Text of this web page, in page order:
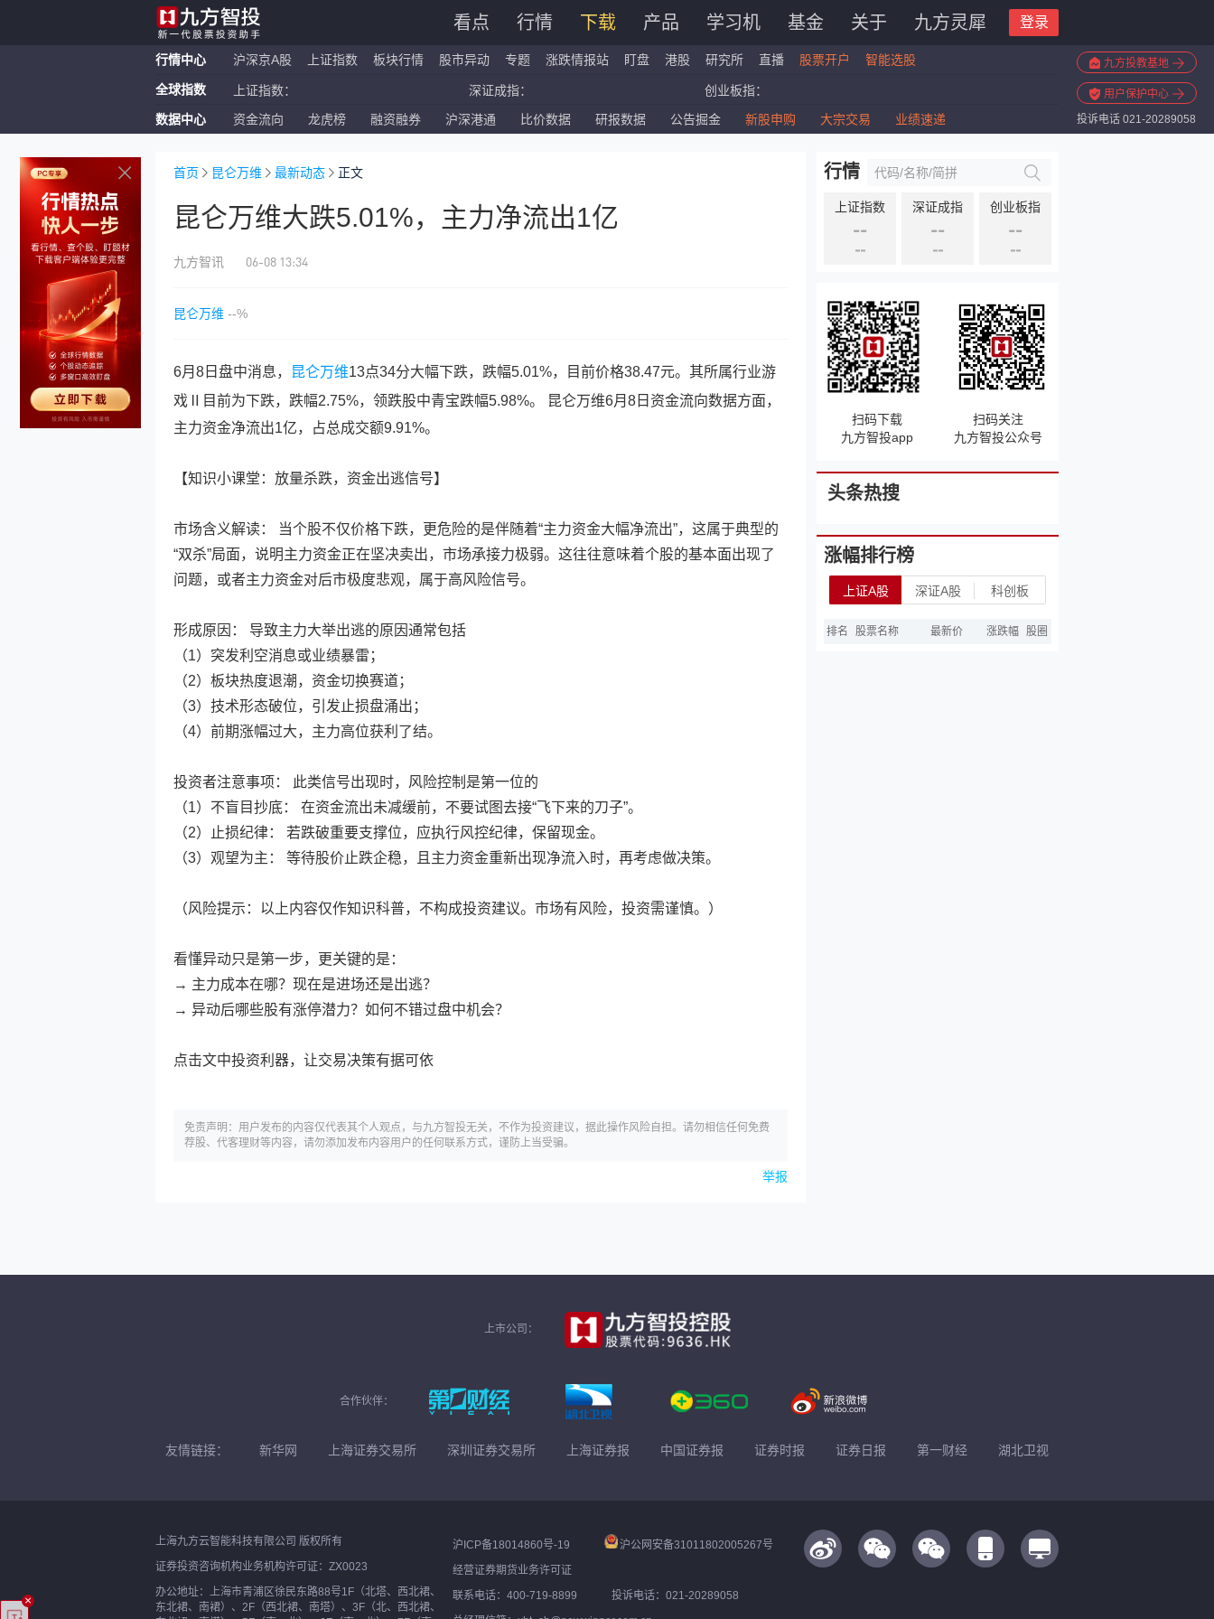
看点 行情 下载 产品 学习机 基金 关于 九方灵犀 登录
行情中心 沪深京A股 上证指数 板块行情 股市异动 专题 涨跌情报站 盯盘 港股 研究所 直播 股票开户 智能选股 九方投教基地
用户保护中心
投诉电话 021-20289058
全球指数 上证指数： 深证成指： 创业板指：
恒生指数： 国企指数： 红筹指数：
数据中心 资金流向 龙虎榜 融资融券 沪深港通 比价数据 研报数据 公告掘金 新股申购 大宗交易 业绩速递
首页 昆仑万维 最新动态 正文
昆仑万维大跌5.01%，主力净流出1亿
九方智讯 06-08 13:34
昆仑万维 --%
6月8日盘中消息， 昆仑万维13点34分大幅下跌，跌幅5.01%，目前价格38.47元。其所属行业游
戏Ⅱ目前为下跌，跌幅2.75%，领跌股中青宝跌幅5.98%。
昆仑万维6月8日资金流向数据方面，
主力资金净流出1亿，占总成交额9.91%。
【知识小课堂：放量杀跌，资金出逃信号】
市场含义解读： 当个股不仅价格下跌，更危险的是伴随着“主力资金大幅净流出”，这属于典型的
“双杀”局面，说明主力资金正在坚决卖出，市场承接力极弱。这往往意味着个股的基本面出现了
问题，或者主力资金对后市极度悲观，属于高风险信号。
形成原因： 导致主力大举出逃的原因通常包括
（1）突发利空消息或业绩暴雷；
（2）板块热度退潮，资金切换赛道；
（3）技术形态破位，引发止损盘涌出；
（4）前期涨幅过大，主力高位获利了结。
投资者注意事项： 此类信号出现时，风险控制是第一位的
（1）不盲目抄底： 在资金流出未减缓前，不要试图去接“飞下来的刀子”。
（2）止损纪律： 若跌破重要支撑位，应执行风控纪律，保留现金。
（3）观望为主： 等待股价止跌企稳，且主力资金重新出现净流入时，再考虑做决策。
（风险提示：以上内容仅作知识科普，不构成投资建议。市场有风险，投资需谨慎。）
看懂异动只是第一步，更关键的是：
→ 主力成本在哪？现在是进场还是出逃？
→ 异动后哪些股有涨停潜力？如何不错过盘中机会？
点击文中投资利器，让交易决策有据可依
免责声明：用户发布的内容仅代表其个人观点，与九方智投无关，不作为投资建议，据此操作风险自担。请勿相信任何免费
荐股、代客理财等内容，请勿添加发布内容用户的任何联系方式，谨防上当受骗。
举报
行情
上证指数
--
--
深证成指
--
--
创业板指
--
--
扫码下载
九方智投app
扫码关注
九方智投公众号
头条热搜
涨幅排行榜
上证A股 深证A股 科创板
排名 股票名称 最新价 涨跌幅 股圈
上市公司：
合作伙伴：
友情链接： 新华网 上海证券交易所 深圳证券交易所 上海证券报 中国证券报 证券时报 证券日报 第一财经 湖北卫视
上海九方云智能科技有限公司 版权所有
证券投资咨询机构业务机构许可证：ZX0023
办公地址：上海市青浦区徐民东路88号1F（北塔、西北裙、
东北裙、南裙）、2F（西北裙、南塔）、3F（北、西北裙、
沪ICP备18014860号-19
沪公网安备31011802005267号
经营证券期货业务许可证
联系电话：400-719-8899
投诉电话：021-20289058
×